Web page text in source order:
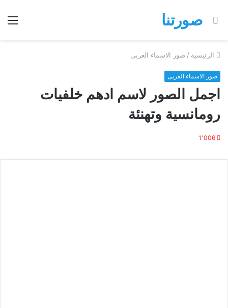
صورتنا
بحث
الرئيسية / صور الاسماء العربى
صور الاسماء العربى
اجمل الصور لاسم ادهم خلفيات
رومانسية وتهنئة
1٬006